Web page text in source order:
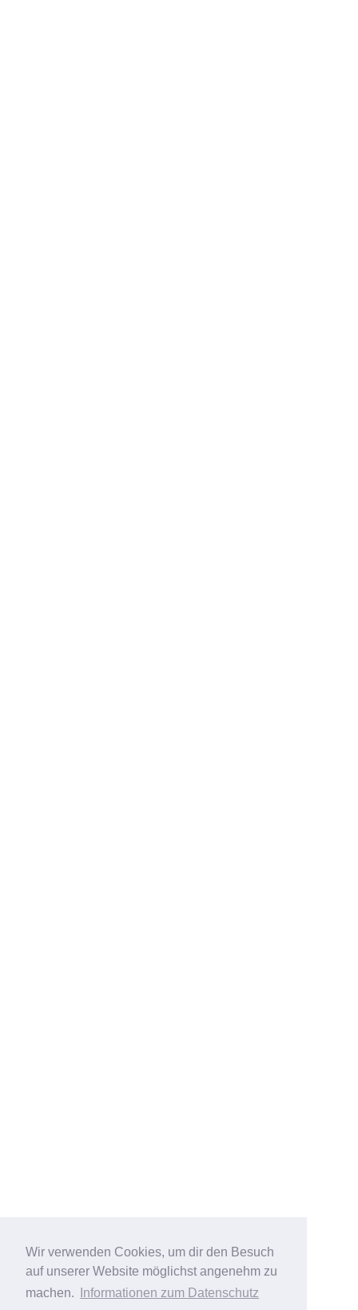
Wir verwenden Cookies, um dir den Besuch
auf unserer Website möglichst angenehm zu
machen.
Informationen zum Datenschutz